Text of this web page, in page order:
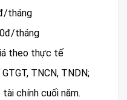
tháng
tháng
theo thực tế
TNCN, TNDN;
chính cuối năm.